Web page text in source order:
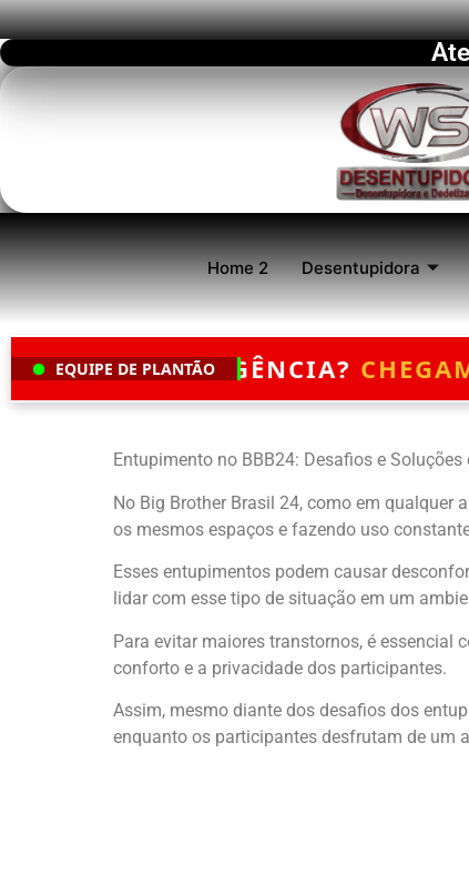
Home 2 Desentupidora
EQUIPE DE PLANTÃO
CHEGAMOS EM ATÉ 30
Entupimento no BBB24: Desafios e
No Big Brother Brasil 24, como em
os mesmos espaços e fazendo uso
Esses entupimentos podem causar
lidar com esse tipo de situação em um
Para evitar maiores transtornos, é essencial
conforto e a privacidade dos participantes.
Assim, mesmo diante dos desafios dos
enquanto os participantes desfrutam de um